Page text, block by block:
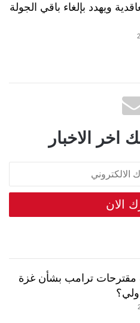
ويهدد بإلغاء باقي الجولة
اخر الاخبار
ترامب بشأن غزة